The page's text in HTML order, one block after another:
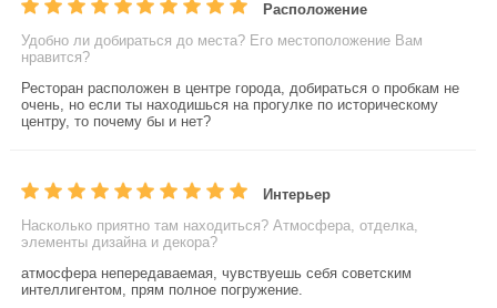
Расположение
Удобно ли добираться до места? Его местоположение Вам
нравится?
Ресторан расположен в центре города, добираться о пробкам не
очень, но если ты находишься на прогулке по историческому
центру, то почему бы и нет?
Интерьер
Насколько приятно там находиться? Атмосфера, отделка,
элементы дизайна и декора?
атмосфера непередаваемая, чувствуешь себя советским
интеллигентом, прям полное погружение.